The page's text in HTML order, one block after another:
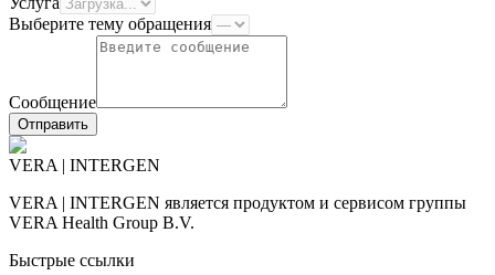
Выберите тему обращения
Сообщение
Отправить
VERA | INTERGEN
VERA | INTERGEN является продуктом и сервисом группы
VERA Health Group B.V.
Быстрые ссылки